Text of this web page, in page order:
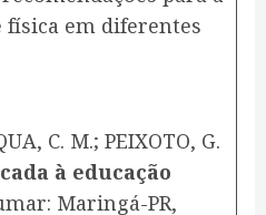
em diferentes
C. M.; PEIXOTO, G.
à educação
Maringá-PR,